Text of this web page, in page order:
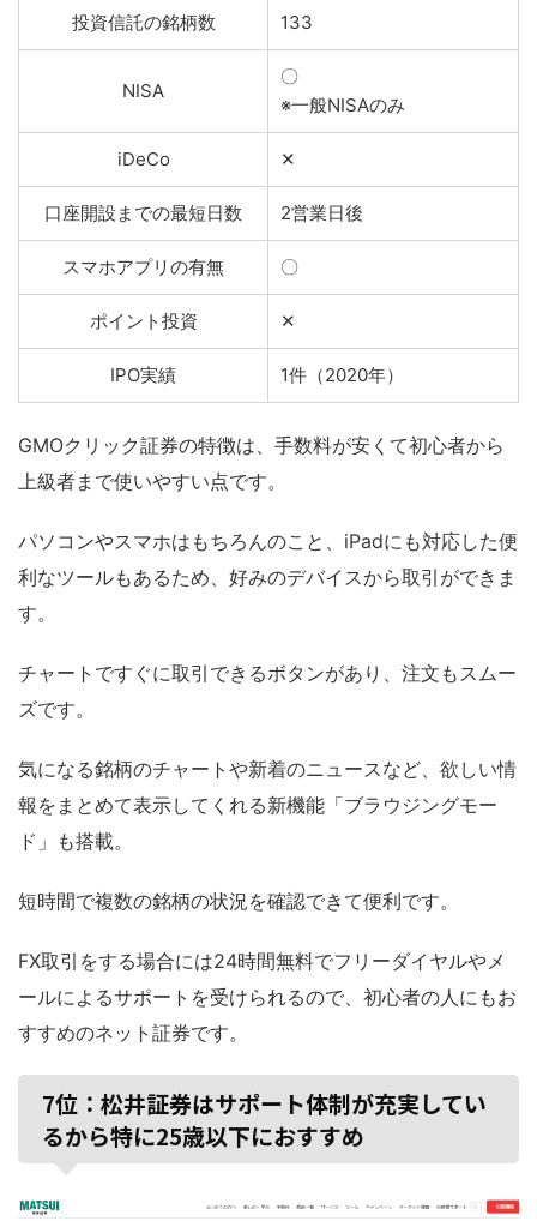
投資信託の銘柄数 133
NISA
〇
※一般NISAのみ
iDeCo ✕
口座開設までの最短日数 2営業日後
スマホアプリの有無 〇
ポイント投資 ✕
IPO実績 1件（2020年）
GMOクリック証券の特徴は、手数料が安くて初心者から
上級者まで使いやすい点です。
パソコンやスマホはもちろんのこと、iPadにも対応した便
利なツールもあるため、好みのデバイスから取引ができま
す。
チャートですぐに取引できるボタンがあり、注文もスムー
ズです。
気になる銘柄のチャートや新着のニュースなど、欲しい情
報をまとめて表示してくれる新機能「ブラウジングモー
ド」も搭載。
短時間で複数の銘柄の状況を確認できて便利です。
FX取引をする場合には24時間無料でフリーダイヤルやメ
ールによるサポートを受けられるので、初心者の人にもお
すすめのネット証券です。
7位：松井証券はサポート体制が充実してい
るから特に25歳以下におすすめ